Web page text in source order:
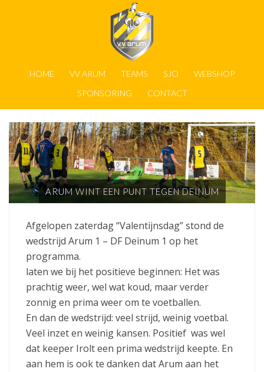
HOME VV ARUM TEAMS SJO
WEBSHOP
SPONSORING
CONTACT
ARUM WINT EEN PUNT TEGEN DEINUM
Afgelopen zaterdag “Valentijnsdag” stond de
wedstrijd Arum 1 – DF Deinum 1 op het
programma.
laten we bij het positieve beginnen: Het was
prachtig weer, wel wat koud, maar verder
zonnig en prima weer om te voetballen.
En dan de wedstrijd: veel strijd, weinig voetbal.
Veel inzet en weinig kansen. Positief was wel
dat keeper Irolt een prima wedstrijd keepte. En
aan hem is ook te danken dat Arum aan het